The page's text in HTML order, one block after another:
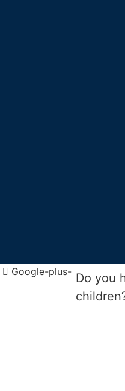
Google-plus- Do you